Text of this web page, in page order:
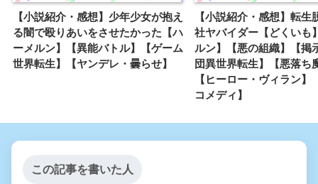
【小説紹介・感想】少年少女が抱え
る闇で殴りあいをさせたかった【ハ
ーメルン】【異能バトル】【ゲーム
世界転生】【ヤンデレ・曇らせ】
【小説紹介・感想】転生
社ヤバイダー【どくいも
ルン】【悪の組織】【掲
団異世界転生】【悪落ち
【ヒーロー・ヴィラン】
コメディ】
この記事を書いた人